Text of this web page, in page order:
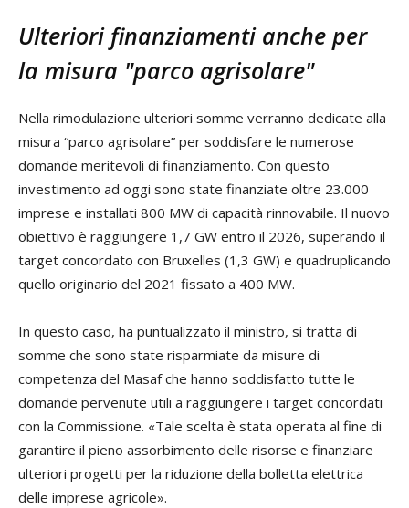
Ulteriori finanziamenti anche per
la misura "parco agrisolare"
Nella rimodulazione ulteriori somme verranno dedicate alla
misura “parco agrisolare” per soddisfare le numerose
domande meritevoli di finanziamento. Con questo
investimento ad oggi sono state finanziate oltre 23.000
imprese e installati 800 MW di capacità rinnovabile. Il nuovo
obiettivo è raggiungere 1,7 GW entro il 2026, superando il
target concordato con Bruxelles (1,3 GW) e quadruplicando
quello originario del 2021 fissato a 400 MW.
In questo caso, ha puntualizzato il ministro, si tratta di
somme che sono state risparmiate da misure di
competenza del Masaf che hanno soddisfatto tutte le
domande pervenute utili a raggiungere i target concordati
con la Commissione. «Tale scelta è stata operata al fine di
garantire il pieno assorbimento delle risorse e finanziare
ulteriori progetti per la riduzione della bolletta elettrica
delle imprese agricole».